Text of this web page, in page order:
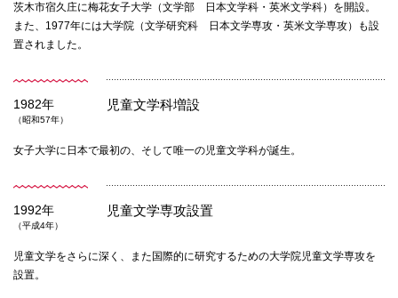
茨木市宿久庄に梅花女子大学（文学部 日本文学科・英米文学科）を開設。
また、1977年には大学院（文学研究科 日本文学専攻・英米文学専攻）も設
置されました。
1982年
（昭和57年）
児童文学科増設
女子大学に日本で最初の、そして唯一の児童文学科が誕生。
1992年
（平成4年）
児童文学専攻設置
児童文学をさらに深く、また国際的に研究するための大学院児童文学専攻を
設置。